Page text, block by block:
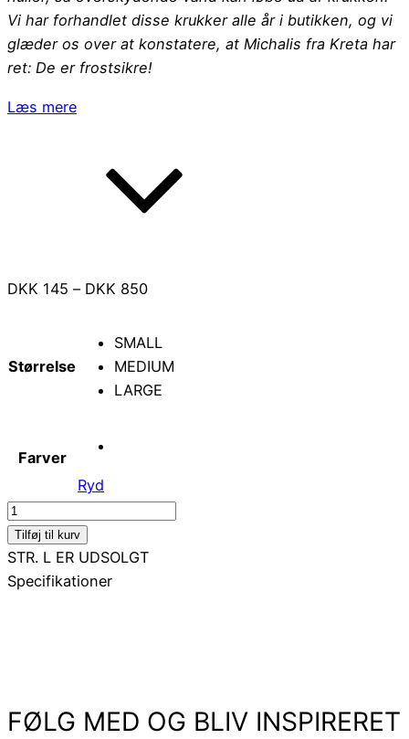
Vi har forhandlet disse krukker alle år i butikken, og vi
glæder os over at konstatere, at Michalis fra Kreta har
ret: De er frostsikre!
Læs mere
DKK 145 – DKK 850Prisinterval:
til
DKK 850
Størrelse
SMALL
MEDIUM
LARGE
Farver
Ryd
ELSA
antal
Tilføj til kurv
STR. L ER UDSOLGT
Specifikationer
FØLG MED OG BLIV INSPIRERET